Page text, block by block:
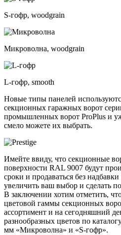
S-гофр, woodgrain
Микроволна, woodgrain
L-гофр, smooth
Новые типы панелей
секционных гаражных ворот
промышленных ворот ProPlus и
смело можете их выбрать.
Имейте ввиду, что секционные
поверхности RAL 9007 будут
сроки и продаваться без
увеличить ваш выбор и сделать
В заключении хотим отметить,
цветовой гаммы секционных
ассортимент и на сегодняшний
разнообразных цветов по
мм «Микроволна» и «S-гофр».